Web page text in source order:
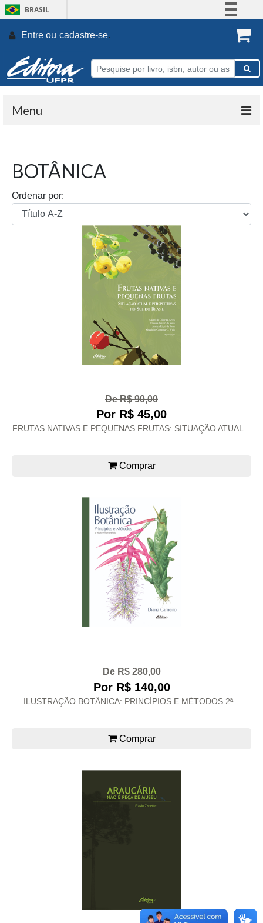
BRASIL
Participe
Entre ou cadastre-se.
Menu
BOTÂNICA
Ordenar por:
De R$ 90,00
Por R$ 45,00
FRUTAS NATIVAS E PEQUENAS FRUTAS: SITUAÇÃO ATUAL...
Comprar
De R$ 280,00
Por R$ 140,00
ILUSTRAÇÃO BOTÂNICA: PRINCÍPIOS E MÉTODOS 2ª...
Comprar